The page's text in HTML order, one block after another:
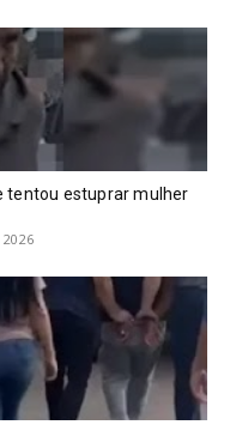
tentou estuprar mulher